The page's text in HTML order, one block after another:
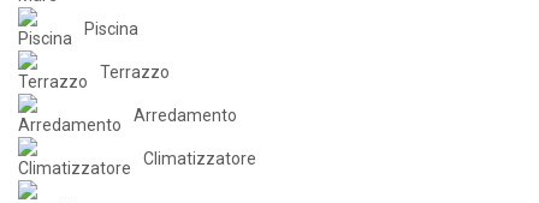
Piscina
Terrazzo
Arredamento
Climatizzatore